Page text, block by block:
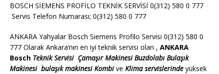
BOSCH SİEMENS PROFİLO TEKNİK SERVİSİ 0(312) 580 0 777
Servis Telefon Numarası; 0(312) 580 0 777
ANKARA Yahyalar Bosch Siemens Profilo Servisi 0(312) 580 0
777 Olarak Ankara’nın en iyi teknik servisi olan , ANKARA
Bosch Teknik Servisi Çamaşır MakinesiBuzdolabı Bulaşık
Makinesi bulaşık makinesiKombive Klima servislerinde yüksek